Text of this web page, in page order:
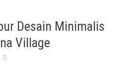
Desain Minimalis
Village